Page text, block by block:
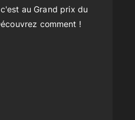
au Grand prix du
comment !